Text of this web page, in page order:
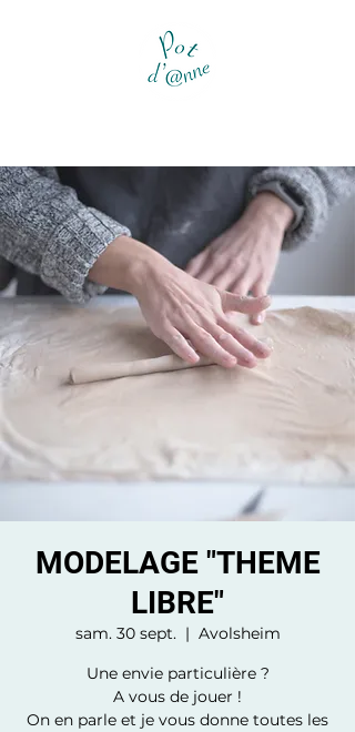
MODELAGE "THEME
LIBRE"
sam. 30 sept.
  |
Avolsheim
Une envie particulière ?
A vous de jouer !
On en parle et je vous donne toutes les